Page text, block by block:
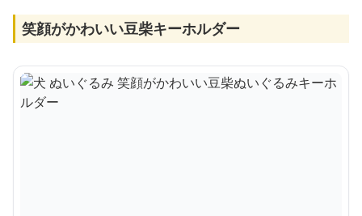
笑顔がかわいい豆柴キーホルダー